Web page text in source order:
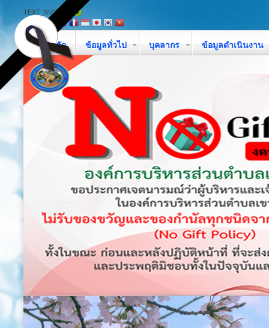
TEXT_SIZE
หน้าหลัก ข้อมูลทั่วไป บุคลากร ข้อมูลดำเนินงาน